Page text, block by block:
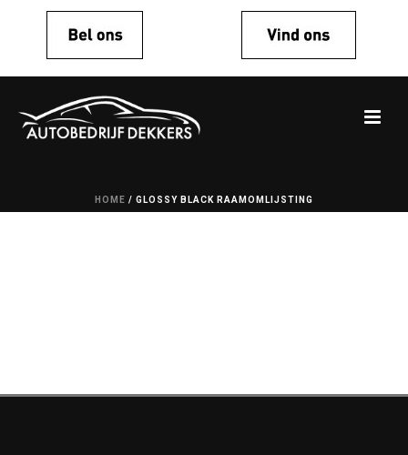
HOME / GLOSSY BLACK RAAMOMLIJSTING